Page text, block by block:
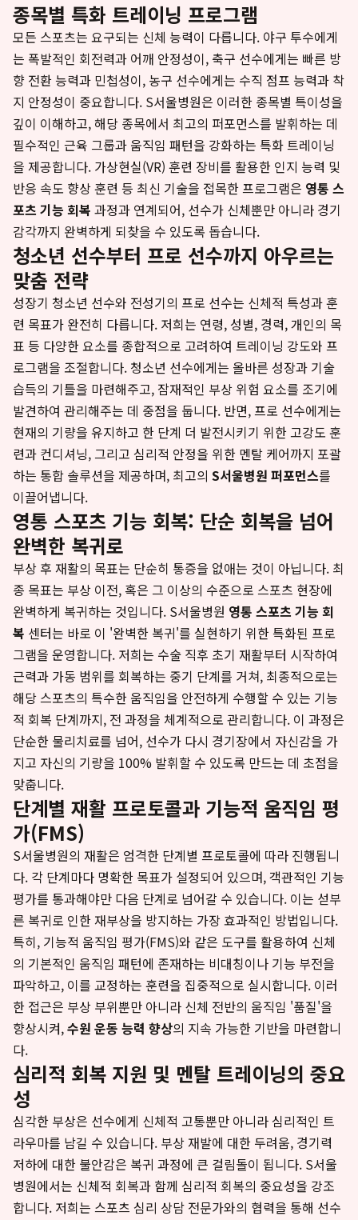
종목별 특화 트레이닝 프로그램
모든 스포츠는 요구되는 신체 능력이 다릅니다. 야구 투수에게
는 폭발적인 회전력과 어깨 안정성이, 축구 선수에게는 빠른 방
향 전환 능력과 민첩성이, 농구 선수에게는 수직 점프 능력과 착
지 안정성이 중요합니다. S서울병원은 이러한 종목별 특이성을
깊이 이해하고, 해당 종목에서 최고의 퍼포먼스를 발휘하는 데
필수적인 근육 그룹과 움직임 패턴을 강화하는 특화 트레이닝
을 제공합니다. 가상현실(VR) 훈련 장비를 활용한 인지 능력 및
반응 속도 향상 훈련 등 최신 기술을 접목한 프로그램은 영통 스
포츠 기능 회복 과정과 연계되어, 선수가 신체뿐만 아니라 경기
감각까지 완벽하게 되찾을 수 있도록 돕습니다.
청소년 선수부터 프로 선수까지 아우르는
맞춤 전략
성장기 청소년 선수와 전성기의 프로 선수는 신체적 특성과 훈
련 목표가 완전히 다릅니다. 저희는 연령, 성별, 경력, 개인의 목
표 등 다양한 요소를 종합적으로 고려하여 트레이닝 강도와 프
로그램을 조절합니다. 청소년 선수에게는 올바른 성장과 기술
습득의 기틀을 마련해주고, 잠재적인 부상 위험 요소를 조기에
발견하여 관리해주는 데 중점을 둡니다. 반면, 프로 선수에게는
현재의 기량을 유지하고 한 단계 더 발전시키기 위한 고강도 훈
련과 컨디셔닝, 그리고 심리적 안정을 위한 멘탈 케어까지 포괄
하는 통합 솔루션을 제공하며, 최고의 S서울병원 퍼포먼스를
이끌어냅니다.
영통 스포츠 기능 회복: 단순 회복을 넘어
완벽한 복귀로
부상 후 재활의 목표는 단순히 통증을 없애는 것이 아닙니다. 최
종 목표는 부상 이전, 혹은 그 이상의 수준으로 스포츠 현장에
완벽하게 복귀하는 것입니다. S서울병원 영통 스포츠 기능 회
복 센터는 바로 이 '완벽한 복귀'를 실현하기 위한 특화된 프로
그램을 운영합니다. 저희는 수술 직후 초기 재활부터 시작하여
근력과 가동 범위를 회복하는 중기 단계를 거쳐, 최종적으로는
해당 스포츠의 특수한 움직임을 안전하게 수행할 수 있는 기능
적 회복 단계까지, 전 과정을 체계적으로 관리합니다. 이 과정은
단순한 물리치료를 넘어, 선수가 다시 경기장에서 자신감을 가
지고 자신의 기량을 100% 발휘할 수 있도록 만드는 데 초점을
맞춥니다.
단계별 재활 프로토콜과 기능적 움직임 평
가(FMS)
S서울병원의 재활은 엄격한 단계별 프로토콜에 따라 진행됩니
다. 각 단계마다 명확한 목표가 설정되어 있으며, 객관적인 기능
평가를 통과해야만 다음 단계로 넘어갈 수 있습니다. 이는 섣부
른 복귀로 인한 재부상을 방지하는 가장 효과적인 방법입니다.
특히, 기능적 움직임 평가(FMS)와 같은 도구를 활용하여 신체
의 기본적인 움직임 패턴에 존재하는 비대칭이나 기능 부전을
파악하고, 이를 교정하는 훈련을 집중적으로 실시합니다. 이러
한 접근은 부상 부위뿐만 아니라 신체 전반의 움직임 '품질'을
향상시켜,수원 운동 능력 향상의 지속 가능한 기반을 마련합니
다.
심리적 회복 지원 및 멘탈 트레이닝의 중요
성
심각한 부상은 선수에게 신체적 고통뿐만 아니라 심리적인 트
라우마를 남길 수 있습니다. 부상 재발에 대한 두려움, 경기력
저하에 대한 불안감은 복귀 과정에 큰 걸림돌이 됩니다. S서울
병원에서는 신체적 회복과 함께 심리적 회복의 중요성을 강조
합니다. 저희는 스포츠 심리 상담 전문가와의 협력을 통해 선수